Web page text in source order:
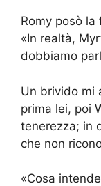
Romy posò
«In realtà,
dobbiamo
Un brivido mi
prima lei, poi
tenerezza; in
che non
«Cosa